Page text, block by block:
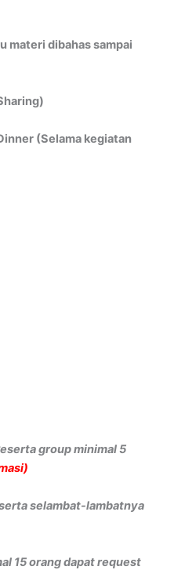
materi dibahas sampai
(Selama kegiatan
group minimal 5
selambat-lambatnya
15 orang dapat request